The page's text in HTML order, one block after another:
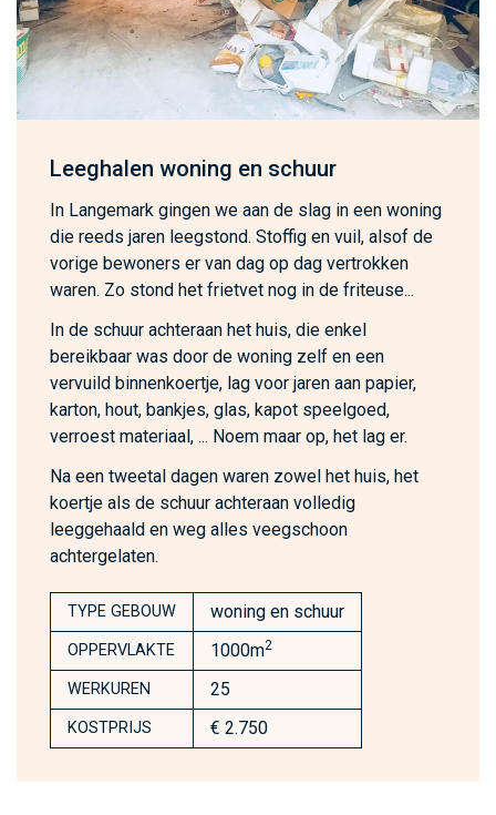
Leeghalen woning en schuur
In Langemark gingen we aan de slag in een woning
die reeds jaren leegstond. Stoffig en vuil, alsof de
vorige bewoners er van dag op dag vertrokken
waren. Zo stond het frietvet nog in de friteuse...
In de schuur achteraan het huis, die enkel
bereikbaar was door de woning zelf en een
vervuild binnenkoertje, lag voor jaren aan papier,
karton, hout, bankjes, glas, kapot speelgoed,
verroest materiaal, ... Noem maar op, het lag er.
Na een tweetal dagen waren zowel het huis, het
koertje als de schuur achteraan volledig
leeggehaald en weg alles veegschoon
achtergelaten.
TYPE GEBOUW woning en schuur
OPPERVLAKTE 1000m2
WERKUREN 25
KOSTPRIJS € 2.750